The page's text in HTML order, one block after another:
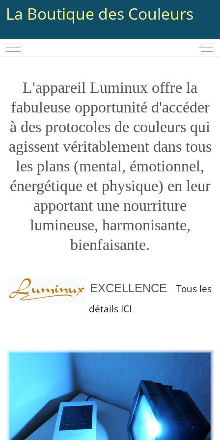
La Boutique des Couleurs
Mobile Menu Toggle Off-
L'appareil Luminux offre la
fabuleuse opportunité d'accéder
à des protocoles de couleurs qui
agissent véritablement dans tous
les plans (mental, émotionnel,
énergétique et physique) en leur
apportant une nourriture
lumineuse, harmonisante,
bienfaisante.
EXCELLENCE
Tous les
détails ICI